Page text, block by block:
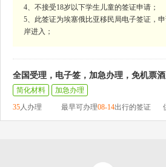
4、不接受18岁以下学生儿童的签证申请；
5、此签证为埃塞俄比亚移民局电子签证，
岸进入；
全国受理，电子签，加急办理，免机票
简化材料
加急办理
35人办理 最早可办理08-14出行的签证